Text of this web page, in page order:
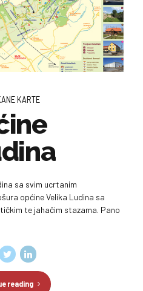
KARTE
sa svim ucrtanim
općine Velika Ludina sa
te jahačim stazama. Pano
reading